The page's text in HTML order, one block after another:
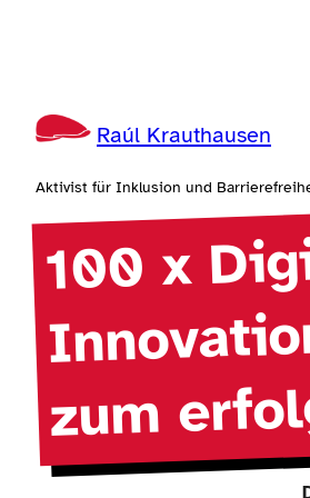
Raúl Krauthausen
Aktivist für Inklusion und
100 x
zum